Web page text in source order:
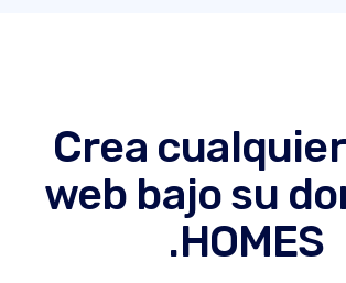
Crea
web bajo su
.HOMES